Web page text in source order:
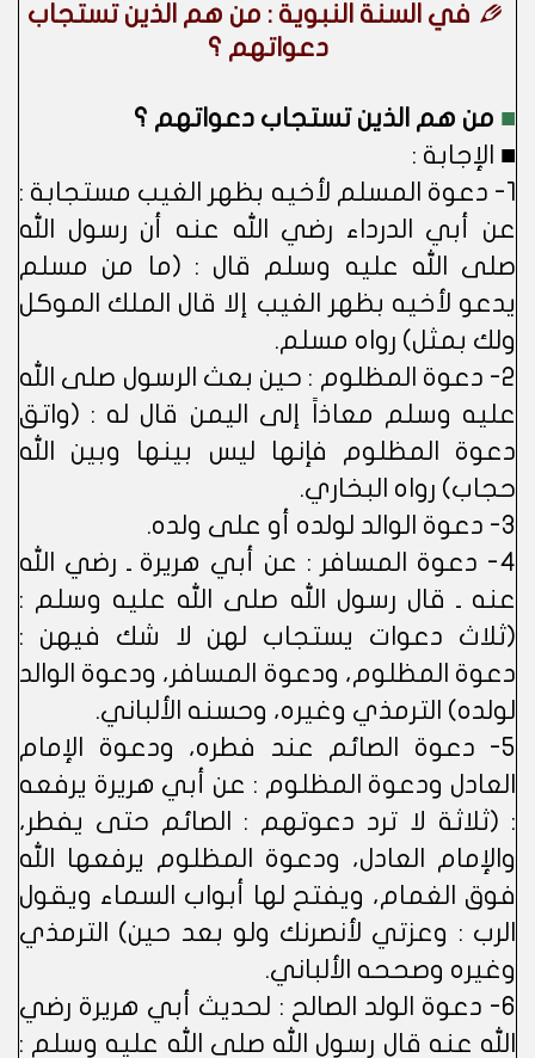
في السنة النبوية : من هم الذين تستجاب
دعواتهم ؟
■ من هم الذين تستجاب دعواتهم ؟
■ الإجابة :
1- دعوة المسلم لأخيه بظهر الغيب مستجابة :
عن أبي الدرداء رضي الله عنه أن رسول الله
صلى الله عليه وسلم قال : (ما من مسلم
يدعو لأخيه بظهر الغيب إلا قال الملك الموكل
ولك بمثل) رواه مسلم.
2- دعوة المظلوم : حين بعث الرسول صلى الله
عليه وسلم معاذاً إلى اليمن قال له : (واتق
دعوة المظلوم فإنها ليس بينها وبين الله
حجاب) رواه البخاري.
3- دعوة الوالد لولده أو على ولده.
4- دعوة المسافر : عن أبي هريرة ـ رضي الله
عنه ـ قال رسول الله صلى الله عليه وسلم :
(ثلاث دعوات يستجاب لهن لا شك فيهن :
دعوة المظلوم، ودعوة المسافر، ودعوة الوالد
لولده) الترمذي وغيره، وحسنه الألباني.
5- دعوة الصائم عند فطره، ودعوة الإمام
العادل ودعوة المظلوم : عن أبي هريرة يرفعه
: (ثلاثة لا ترد دعوتهم : الصائم حتى يفطر،
والإمام العادل، ودعوة المظلوم يرفعها الله
فوق الغمام، ويفتح لها أبواب السماء ويقول
الرب : وعزتي لأنصرنك ولو بعد حين) الترمذي
وغيره وصححه الألباني.
6- دعوة الولد الصالح : لحديث أبي هريرة رضي
الله عنه قال رسول الله صلى الله عليه وسلم :